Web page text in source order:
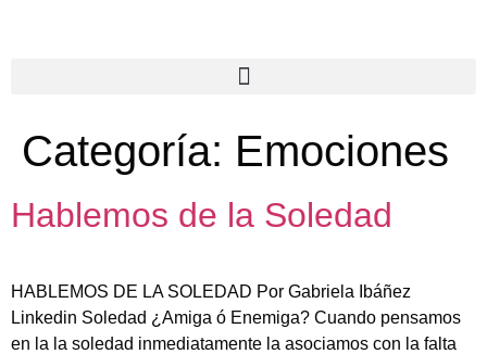
Categoría: Emociones
Hablemos de la Soledad
HABLEMOS DE LA SOLEDAD Por Gabriela Ibáñez
Linkedin Soledad ¿Amiga ó Enemiga? Cuando pensamos
en la la soledad inmediatamente la asociamos con la falta